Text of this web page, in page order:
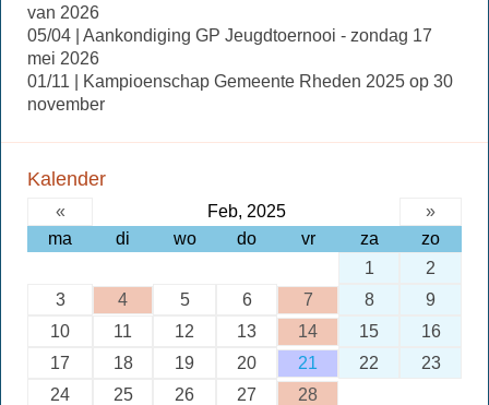
van 2026
05/04 | Aankondiging GP Jeugdtoernooi - zondag 17
mei 2026
01/11 | Kampioenschap Gemeente Rheden 2025 op 30
november
Kalender
« Feb, 2025
»
ma
di wo do vr za
zo
1
2
3
4 5 6 7 8
9
10
11 12 13 14 15
16
17
18 19 20 21 22
23
24
25 26 27 28